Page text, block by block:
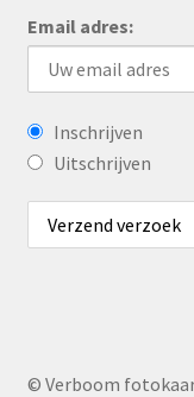
Email adres:
Inschrijven
Uitschrijven
© Verboom